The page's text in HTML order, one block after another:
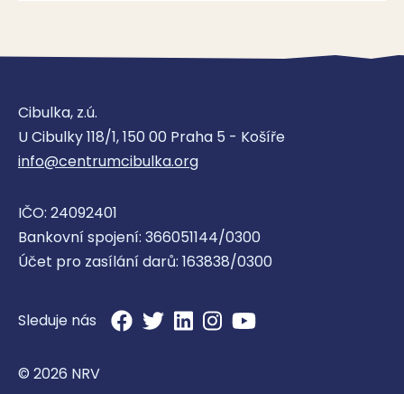
Cibulka, z.ú.
U Cibulky 118/1, 150 00 Praha 5 - Košíře
info@centrumcibulka.org
IČO: 24092401
Bankovní spojení: 366051144/0300
Účet pro zasílání darů: 163838/0300
Sleduje nás
© 2026 NRV